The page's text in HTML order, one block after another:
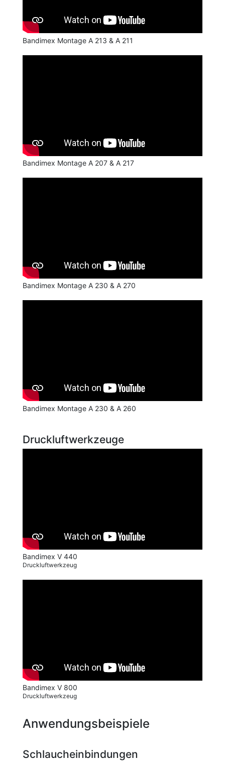
Bandimex Montage A 213 & A 211
Bandimex Montage A 207 & A 217
Bandimex Montage A 230 & A 270
Bandimex Montage A 230 & A 260
Druckluftwerkzeuge
Bandimex V 440
Druckluftwerkzeug
Bandimex V 800
Druckluftwerkzeug
Anwendungsbeispiele
Schlaucheinbindungen